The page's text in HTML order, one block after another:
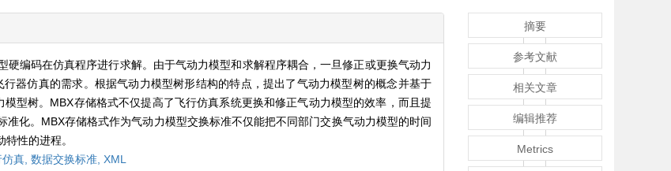
编码在仿真程序进行求解。由于气动力模型和求解程序耦合，一旦修正或更换气动力
器仿真的需求。根据气动力模型树形结构的特点，提出了气动力模型树的概念并基于
型树。MBX存储格式不仅提高了飞行仿真系统更换和修正气动力模型的效率，而且提
化。MBX存储格式作为气动力模型交换标准不仅能把不同部门交换气动力模型的时间
性的进程。
真, 数据交换标准, XML
摘要
参考文献
相关文章
编辑推荐
Metrics